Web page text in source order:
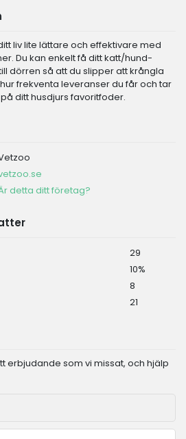
liv lite lättare och effektivare med
Du kan enkelt få ditt katt/hund-
dörren så att du slipper att krångla
frekventa leveranser du får och tar
ditt husdjurs favoritfoder.
detta ditt företag?
29
10%
8
21
erbjudande som vi missat, och hjälp